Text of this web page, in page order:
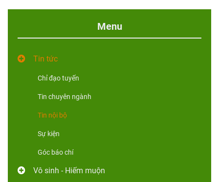
Menu
Tin tức
Chỉ đạo tuyến
Tin chuyên ngành
Tin nội bộ
Sự kiện
Góc báo chí
Vô sinh - Hiếm muộn